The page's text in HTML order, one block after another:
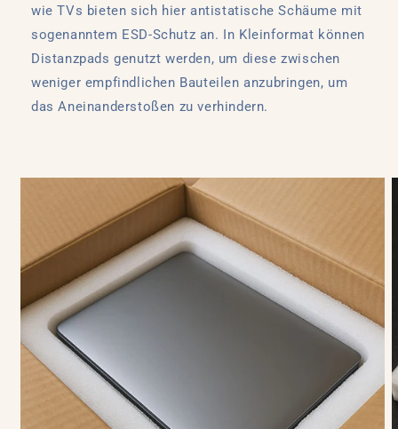
wie TVs bieten sich hier antistatische Schäume mit
sogenanntem ESD-Schutz an. In Kleinformat können
Distanzpads genutzt werden, um diese zwischen
weniger empfindlichen Bauteilen anzubringen, um
das Aneinanderstoßen zu verhindern.